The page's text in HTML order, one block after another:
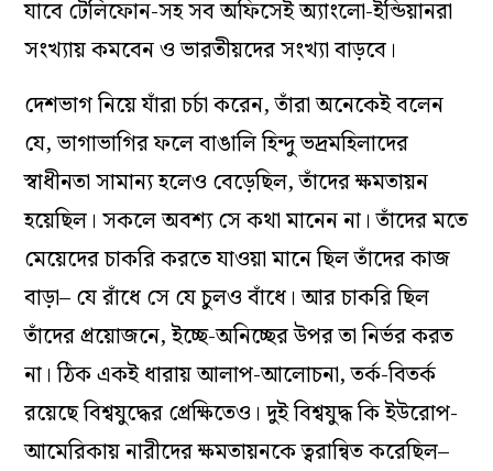
যাবে টেলিফোন-সহ সব অফিসেই অ্যাংলো-ইন্ডিয়ানরা
সংখ্যায় কমবেন ও ভারতীয়দের সংখ্যা বাড়বে।
দেশভাগ নিয়ে যাঁরা চর্চা করেন, তাঁরা অনেকেই বলেন
যে, ভাগাভাগির ফলে বাঙালি হিন্দু ভদ্রমহিলাদের
স্বাধীনতা সামান্য হলেও বেড়েছিল, তাঁদের ক্ষমতায়ন
হয়েছিল। সকলে অবশ্য সে কথা মানেন না। তাঁদের মতে
মেয়েদের চাকরি করতে যাওয়া মানে ছিল তাঁদের কাজ
বাড়া– যে রাঁধে সে যে চুলও বাঁধে। আর চাকরি ছিল
তাঁদের প্রয়োজনে, ইচ্ছে-অনিচ্ছের উপর তা নির্ভর করত
না। ঠিক একই ধারায় আলাপ-আলোচনা, তর্ক-বিতর্ক
রয়েছে বিশ্বযুদ্ধের প্রেক্ষিতেও। দুই বিশ্বযুদ্ধ কি ইউরোপ-
আমেরিকায় নারীদের ক্ষমতায়নকে ত্বরান্বিত করেছিল–